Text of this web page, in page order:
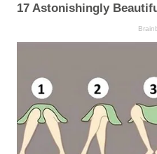
17 Astonishingly